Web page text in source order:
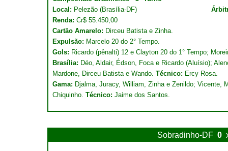
Local: Pelezão (Brasília-DF)
Renda: Cr$ 55.450,00
Cartão Amarelo: Dirceu Batista e Zinha.
Expulsão: Marcelo 20 do 2° Tempo.
Gols: Ricardo (pênalti) 12 e Clayton 20 do 1° Tempo;
Brasília: Déo, Aldair, Édson, Foca e Ricardo (Aluísio);
Mardone, Dirceu Batista e Wando. Técnico: Ercy Rosa.
Gama: Djalma, Juracy, William, Zinha e Zenildo; Vicente,
Chiquinho. Técnico: Jaime dos Santos.
Sobradinho-DF 0